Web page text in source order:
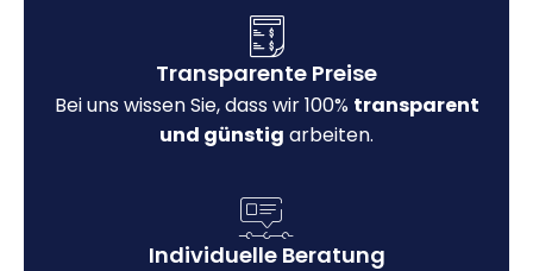
Transparente Preise
Bei uns wissen Sie, dass wir 100% transparent
und günstig arbeiten.
Individuelle Beratung